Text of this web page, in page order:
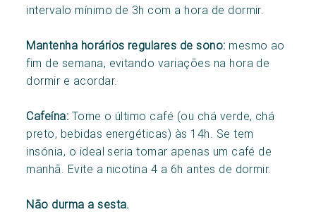
intervalo mínimo de 3h com a hora de dormir.
Mantenha horários regulares de sono: mesmo ao
fim de semana, evitando variações na hora de
dormir e acordar.
Cafeína: Tome o último café (ou chá verde, chá
preto, bebidas energéticas) às 14h. Se tem
insónia, o ideal seria tomar apenas um café de
manhã. Evite a nicotina 4 a 6h antes de dormir.
Não durma a sesta.